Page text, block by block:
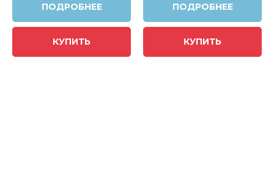
ПОДРОБНЕЕ
КУПИТЬ
ПОДРОБНЕЕ
КУПИТЬ